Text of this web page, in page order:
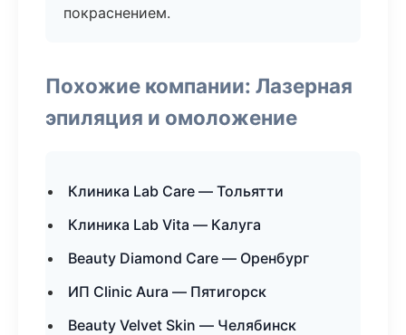
покраснением.
Похожие компании: Лазерная
эпиляция и омоложение
Клиника Lab Care — Тольятти
Клиника Lab Vita — Калуга
Beauty Diamond Care — Оренбург
ИП Clinic Aura — Пятигорск
Beauty Velvet Skin — Челябинск